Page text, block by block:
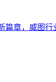
篇章，威图